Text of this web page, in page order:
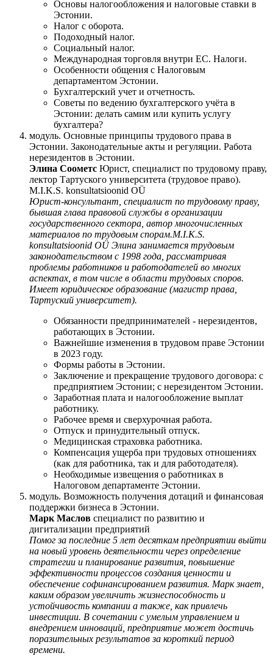
Основы налогообложения и налоговые ставки в
Эстонии.
Налог с оборота.
Подоходный налог.
Социальный налог.
Международная торговля внутри ЕС. Налоги.
Особенности общения с Налоговым
департаментом Эстонии.
Бухгалтерский учет и отчетность.
Советы по ведению бухгалтерского учёта в
Эстонии: делать самим или купить услугу
бухгалтера?
модуль. Основные принципы трудового права в
Эстонии. Законодательные акты и регуляции. Работа
нерезидентов в Эстонии.
Элина Соометс Юрист, специалист по трудовому праву,
лектор Тартуского университета (трудовое право).
M.I.K.S. konsultatsioonid OÜ
Юрист-консультант, специалист по трудовому праву,
бывшая глава правовoй службы в организации
государственного сектора, автор многочисленных
материалов по трудовым спорам.M.I.K.S.
konsultatsioonid OÜ Элина занимается трудовым
законодательством с 1998 года, рассматривая
проблемы работников и работодателей во многих
аспектах, в том числе в области трудовых споров.
Имеет юридическое образование (магистр права,
Тартуский университет).
Обязанности предпринимателей - нерезидентов,
работающих в Эстонии.
Важнейшие изменения в трудовом праве Эстонии
в 2023 году.
Формы работы в Эстонии.
Заключение и прекращение трудового договора: с
предприятием Эстонии; с нерезидентом Эстонии.
Заработная плата и налогообложение выплат
работнику.
Рабочее время и сверхурочная работа.
Отпуск и принудительный отпуск.
Медицинская страховка работника.
Компенсация ущерба при трудовых отношениях
(как для работника, так и для работодателя).
Необходимые извещения о работниках в
Налоговом департаменте Эстонии.
модуль. Возможность получения дотаций и финансовая
поддержки бизнеса в Эстонии.
Марк Маслов специалист по развитию и
дигитализации предприятий
Помог за последние 5 лет десяткам предприятии выйти
на новый уровень деятельности через определение
стратегии и планирование развития, повышение
эффективности процессов создания ценности и
обеспечение софинансированием развития. Марк знает,
каким образом увеличить жизнеспособность и
устойчивость компании а также, как привлечь
инвестиции. В сочетании с умелым управлением и
внедрением инноваций, предприятие может достичь
поразительных результатов за короткий период
времени.